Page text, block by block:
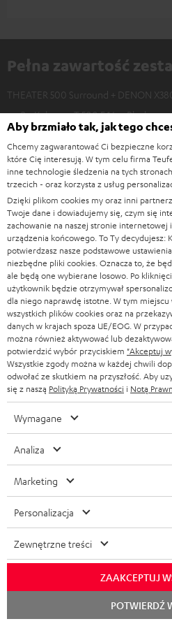
Pełna zawartość
THEATER 500 Surround + DENON
2 × Kolumna T 500 F 16 – Black
1 × Gumowe podkładki dla T 500
4 × Maskownica dla T230C/
(ET)
1 × Głośnik centralny T 500 C 16 –
1 × Para głośników dipolowych T
1 × Głośniki dipolowe T 500 DL
1 × Głośniki dipolowe T 500 DR
1 × Subwoofer aktywny S 6000 SW
1 × Rama z tkaniny dla S 6000
1 × Kabel zasilania – Black
1 × Denon AVC-X3800H – Black
1 × Pilot RC-1253 do DENON
Black
1 × Kabel do subwoofera 2,5 m
Pobieranie i obsługa
D
o
k
m
e
Oświadczenie o
C4530S
Oświadczenie o
Instrukcje obsługi:
Aby brzmiało tak, jak tego
Chcemy zagwarantować Ci bezpieczne
które Cię interesują. W tym celu firma
inne technologie śledzenia na tych
trzecich - oraz korzysta z usług
Dzięki plikom cookies my oraz inni
Twoje dane i dowiadujemy się, czym się
zachowanie na naszej stronie
urządzenia końcowego. To Ty decydujesz:
potwierdzasz nasze podstawowe
niezbędne pliki cookies. Oznacza to, że
ale będą one wybierane losowo. Po
użytkownik będzie otrzymywał
dla niego naprawdę istotne. W tym
wszystkich plików cookies oraz na
danych w krajach spoza UE/EOG. W
można również aktywować lub
potwierdzić wybór przyciskiem "Akceptuj
Wszystkie zgody można w każdej chwili
odwołać ze skutkiem na przyszłość. Aby
się z naszą Polityką Prywatności i Notą
Wymagane
Analiza
Marketing
Personalizacja
Zewnętrzne treści
ZAAKCEPTUJ
POTWIERDŹ